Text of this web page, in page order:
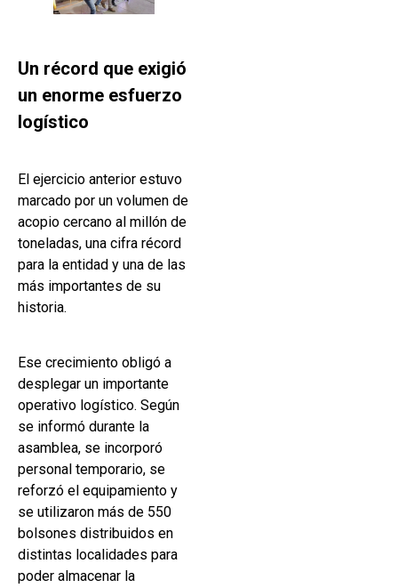
Un récord que exigió
un enorme esfuerzo
logístico
El ejercicio anterior estuvo
marcado por un volumen de
acopio cercano al millón de
toneladas, una cifra récord
para la entidad y una de las
más importantes de su
historia.
Ese crecimiento obligó a
desplegar un importante
operativo logístico. Según
se informó durante la
asamblea, se incorporó
personal temporario, se
reforzó el equipamiento y
se utilizaron más de 550
bolsones distribuidos en
distintas localidades para
poder almacenar la